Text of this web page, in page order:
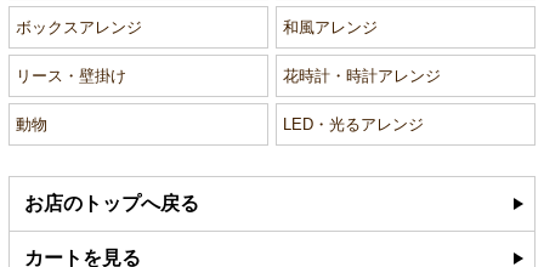
ボックスアレンジ 和風アレンジ
リース・壁掛け 花時計・時計アレンジ
動物 LED・光るアレンジ
お店のトップへ戻る
カートを見る